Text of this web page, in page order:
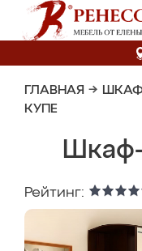
ГЛАВНАЯ →
КУПЕ
Рейтинг: